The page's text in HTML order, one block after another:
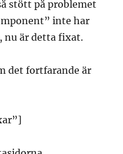
stött på problemet
inte har
nu är detta fixat.
det fortfarande är